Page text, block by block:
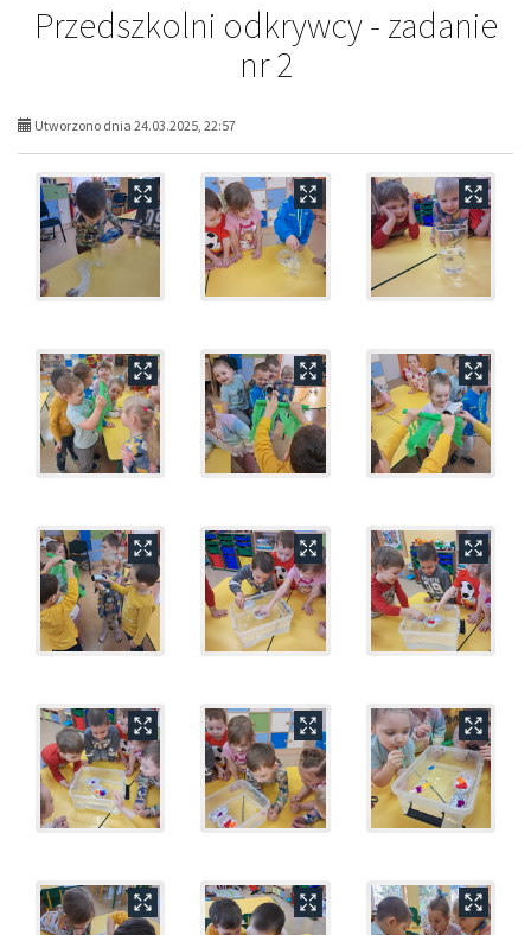
Przedszkolni odkrywcy - zadanie
nr 2
Utworzono dnia 24.03.2025, 22:57